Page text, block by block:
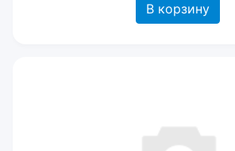
В корзину